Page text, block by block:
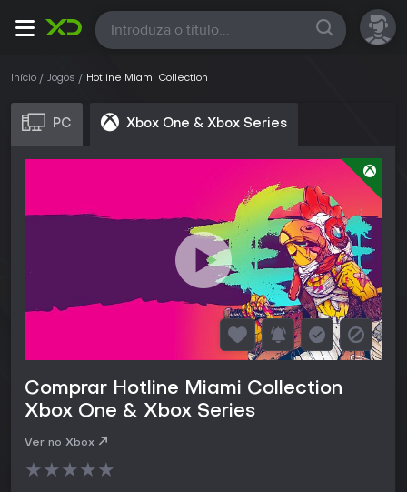
Todas
Início Jogos Hotline Miami Collection
PC Xbox One & Xbox Series
Comprar Hotline Miami Collection
Xbox One & Xbox Series
Ver no Xbox
★★★★★